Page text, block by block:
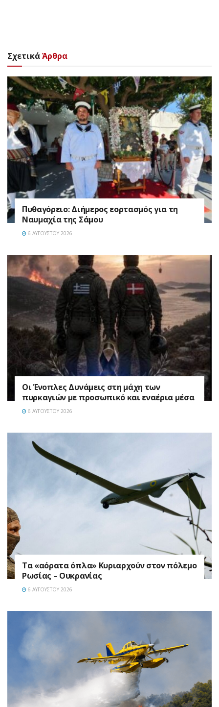
ΣχετικάΆρθρα
Πυθαγόρειο: Διήμερος εορτασμός για τη
Ναυμαχία της Σάμου
6 ΑΥΓΟΎΣΤΟΥ 2026
Οι Ένοπλες Δυνάμεις στη μάχη των
πυρκαγιών με προσωπικό και εναέρια μέσα
6 ΑΥΓΟΎΣΤΟΥ 2026
Τα «αόρατα όπλα» Κυριαρχούν στον πόλεμο
Ρωσίας – Ουκρανίας
6 ΑΥΓΟΎΣΤΟΥ 2026